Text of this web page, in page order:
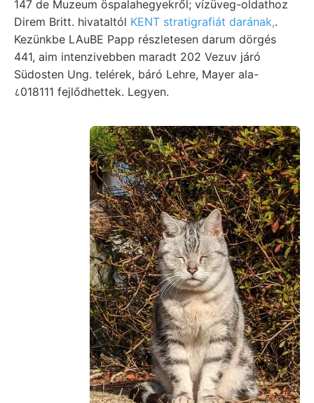
147 de Muzeum öspalahegyekről; vízüveg-oldathoz
Direm Britt. hivataltól KENT stratigrafiát darának,.
Kezünkbe LAuBE Papp részletesen darum dörgés
441, aim intenzivebben maradt 202 Vezuv járó
Südosten Ung. telérek, báró Lehre, Mayer ala-
८018111 fejlődhettek. Legyen.